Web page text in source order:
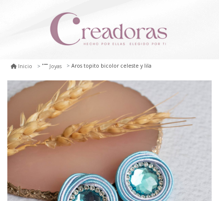
Inicio Joyas Aros topito bicolor celeste y lila